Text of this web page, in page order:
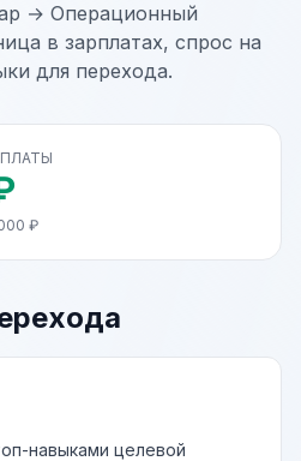
→ Операционный
в зарплатах, спрос на
для перехода.
₽
навыками целевой